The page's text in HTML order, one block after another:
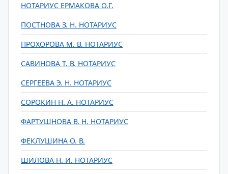
НОТАРИУС ЕРМАКОВА О.Г.
ПОСТНОВА З. Н. НОТАРИУС
ПРОХОРОВА М. В. НОТАРИУС
САВИНОВА Т. В. НОТАРИУС
СЕРГЕЕВА Э. Н. НОТАРИУС
СОРОКИН Н. А. НОТАРИУС
ФАРТУШНОВА В. Н. НОТАРИУС
ФЕКЛУШИНА О. В.
ШИЛОВА Н. И. НОТАРИУС